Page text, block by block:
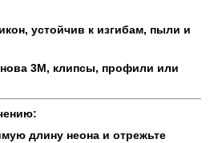
устойчив к изгибам, пыли и
3M, клипсы, профили или
длину неона и отрежьте